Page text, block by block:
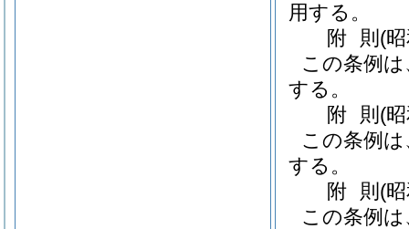
用する。
附 則 (
この条例
する。
附 則 (
この条例
する。
附 則 (
この条例